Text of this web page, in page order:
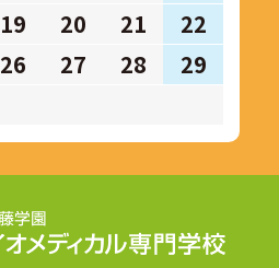
19 20 21
22
26 27 28
29